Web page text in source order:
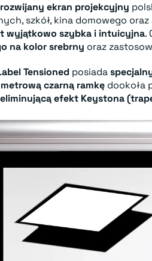
ekran projekcyjny
szkół, kina domowego
wyjątkowo szybka i intuicyjna.
na kolor srebrny oraz
Tensioned posiada
czarną ramkę dookoła
eliminującą efekt Keystona